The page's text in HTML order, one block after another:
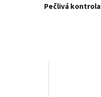
Pečlivá kontrola